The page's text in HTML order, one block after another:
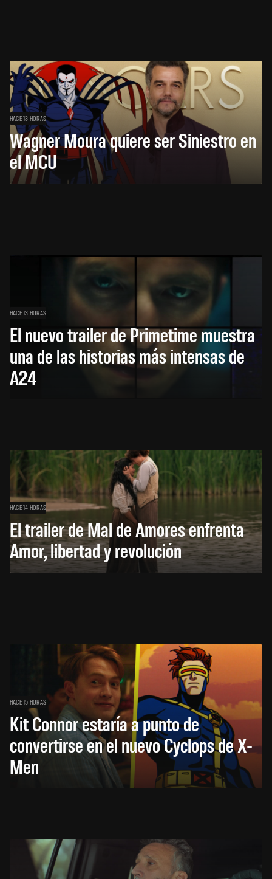
HACE 13 HORAS
Wagner Moura quiere ser Siniestro en
el MCU
HACE 13 HORAS
El nuevo trailer de Primetime muestra
una de las historias más intensas de
A24
HACE 14 HORAS
El trailer de Mal de Amores enfrenta
Amor, libertad y revolución
HACE 15 HORAS
Kit Connor estaría a punto de
convertirse en el nuevo Cyclops de X-
Men